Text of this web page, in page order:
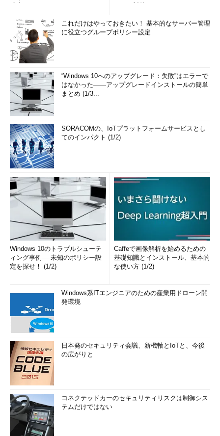
これだけはやっておきたい！ 基本的なサーバー管理
に役立つグループポリシー設定
“Windows 10へのアップグレード：失敗”はエラーで
はなかった――アップグレードインストールの簡単
まとめ (1/3...
SORACOMの、IoTプラットフォームサービスとし
てのインパクト (1/2)
Windows 10のトラブルシューテ
ィング事例──未知のポリシー設
定を探せ！ (1/2)
Caffeで画像解析を始めるための
基礎知識とインストール、基本的
な使い方 (1/2)
Windows系ITエンジニアのための産業用ドローン開
発環境
日本発のセキュリティ会議、新機軸とIoTと、今後
の広がりと
コネクテッドカーのセキュリティリスクは制御シス
テムだけではない